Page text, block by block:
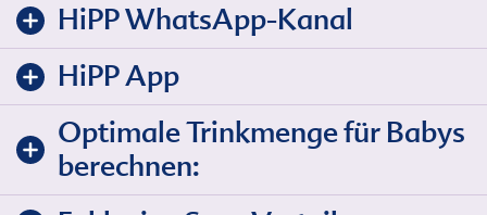
HiPP WhatsApp-Kanal
HiPP App
Optimale Trinkmenge für Babys
berechnen: